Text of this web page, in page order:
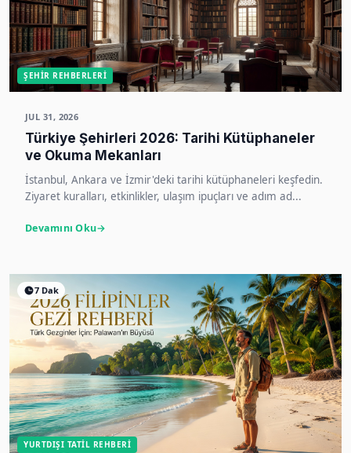
ŞEHIR REHBERLERI
JUL 31, 2026
Türkiye Şehirleri 2026: Tarihi Kütüphaneler
ve Okuma Mekanları
İstanbul, Ankara ve İzmir'deki tarihi kütüphaneleri keşfedin.
Ziyaret kuralları, etkinlikler, ulaşım ipuçları ve adım ad...
Devamını Oku
7 Dak
YURTDIŞI TATIL REHBERI